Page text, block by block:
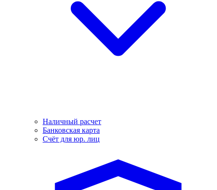
Наличный расчет
Банковская карта
Счёт для юр. лиц